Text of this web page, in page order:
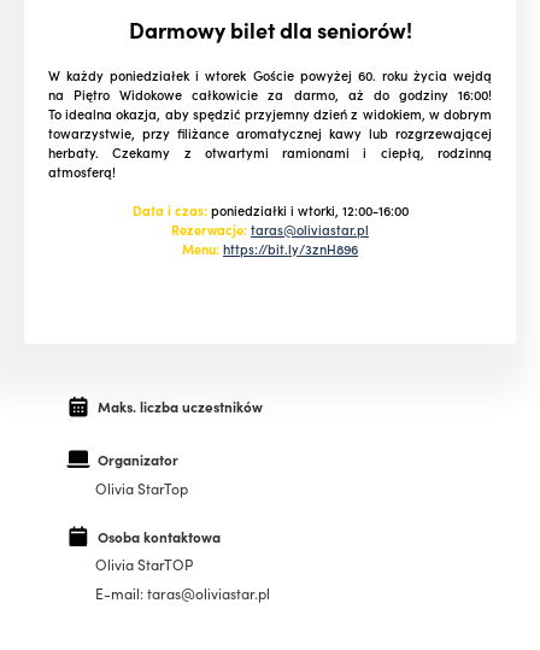
Darmowy bilet dla seniorów!
W każdy poniedziałek i wtorek Goście powyżej 60. roku życia wejdą
na Piętro Widokowe całkowicie za darmo, aż do godziny 16:00!
To idealna okazja, aby spędzić przyjemny dzień z widokiem, w dobrym
towarzystwie, przy filiżance aromatycznej kawy lub rozgrzewającej
herbaty. Czekamy z otwartymi ramionami i ciepłą, rodzinną
atmosferą!
Data i czas:poniedziałki i wtorki, 12:00-16:00
Rezerwacje:taras@oliviastar.pl
Menu:https://bit.ly/3znH896
Maks. liczba uczestników
Organizator
Olivia StarTop
Osoba kontaktowa
Olivia StarTOP
E-mail: taras@oliviastar.pl